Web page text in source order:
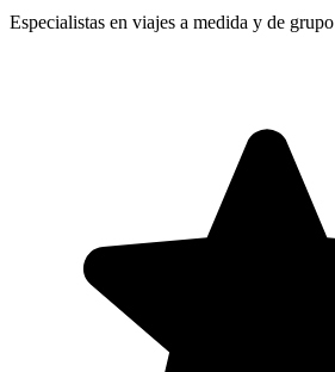
Especialistas en viajes a medida y de grupo